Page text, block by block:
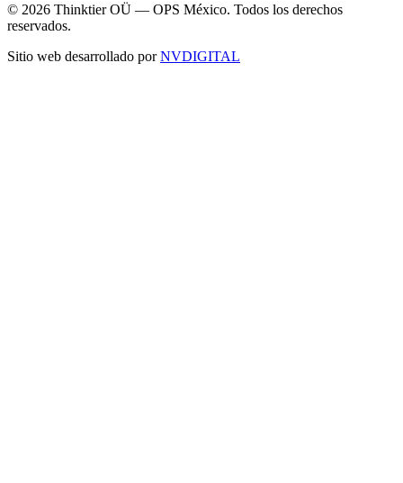
© 2026 Thinktier OÜ — OPS México. Todos los derechos
reservados.
Sitio web desarrollado porNVDIGITAL